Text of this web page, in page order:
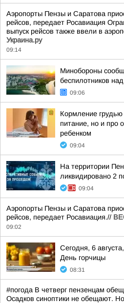
Аэропорты Пензы и Саратова
рейсов, передает Росавиация
выпуск рейсов также ввели в
Украина.ру
09:14
Минобороны
беспилотников
09:06
Кормление
питание, но и про
ребенком
09:04
На территории
ликвидировано 2
09:04
Аэропорты Пензы и Саратова
рейсов, передает Росавиация.//
09:02
Сегодня, 6
День горчицы
08:31
#погода В четверг пензенцам
Осадков синоптики не обещают.